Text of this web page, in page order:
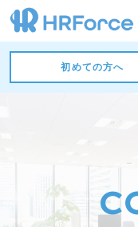
初めての方へ